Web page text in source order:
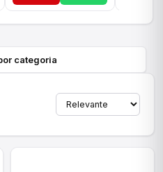
categoria